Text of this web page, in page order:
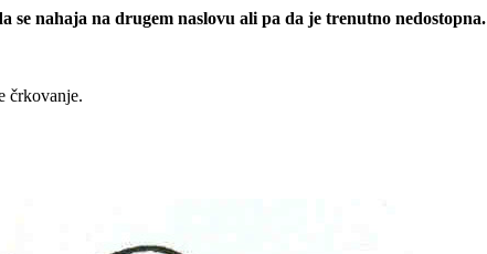
nahaja na drugem naslovu ali pa da je trenutno nedostopna.
črkovanje.